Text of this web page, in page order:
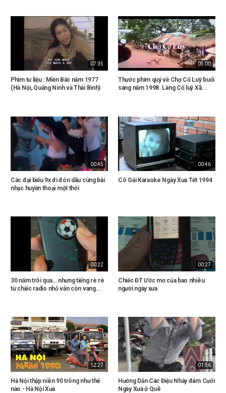
07:35
Phim tư liệu : Miền Bắc năm 1977
(Hà Nội, Quảng Ninh và Thái Bình)
05:00
Thước phim quý về Chợ Cổ Luỹ buổi
sáng năm 1998. Làng Cổ luỹ Xã...
00:45
Các đại biểu 9x đi đón dâu cùng bài
nhạc huyền thoại một thời
00:46
Cô Gái Karaoke Ngày Xưa Tết 1994
00:22
30 năm trôi qua… nhưng tiếng rè rè
từ chiếc radio nhỏ vẫn còn vang...
00:27
Chiếc ĐT Ước mơ của bao nhiêu
người ngày xưa
12:27
Hà Nội thập niên 90 trông như thế
nào - Hà Nội Xưa
01:56
Hướng Dẫn Các Điệu Nhảy đám Cưới
Ngày Xưa ở Quê